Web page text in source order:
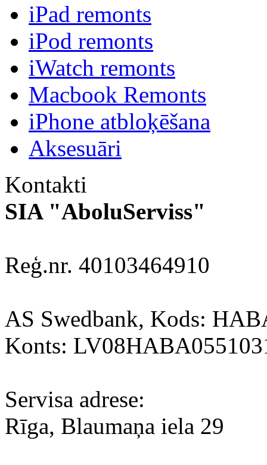
iPad remonts
iPod remonts
iWatch remonts
Macbook Remonts
iPhone atbloķēšana
Aksesuāri
Kontakti
SIA "AboluServiss"
Reģ.nr. 40103464910
AS Swedbank, Kods:
Konts:
Servisa adrese:
Rīga, Blaumaņa iela 29